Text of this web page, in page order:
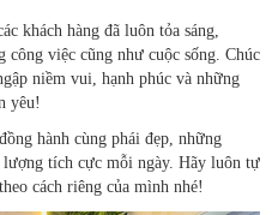
khách hàng đã luôn tỏa sáng,
công việc cũng như cuộc sống. Chúc
niềm vui, hạnh phúc và những
yêu!
hành cùng phái đẹp, những
tích cực mỗi ngày. Hãy luôn tự
cách riêng của mình nhé!